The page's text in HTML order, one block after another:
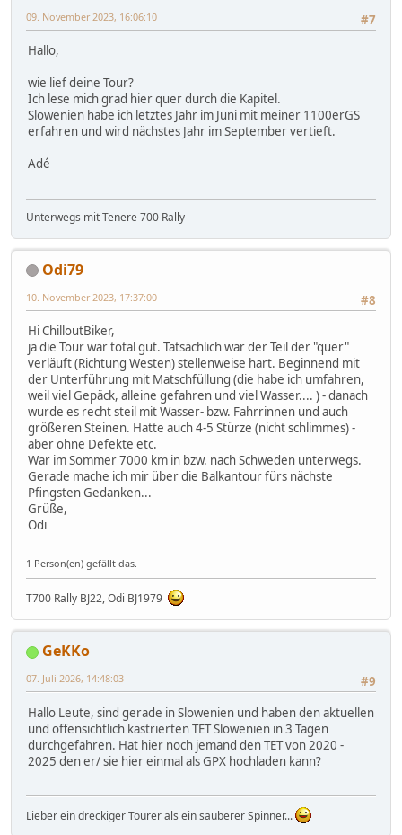
#7
09. November 2023, 16:06:10
Hallo,
wie lief deine Tour?
Ich lese mich grad hier quer durch die Kapitel.
Slowenien habe ich letztes Jahr im Juni mit meiner 1100erGS
erfahren und wird nächstes Jahr im September vertieft.
Adé
Unterwegs mit Tenere 700 Rally
Odi79
#8
10. November 2023, 17:37:00
Hi ChilloutBiker,
ja die Tour war total gut. Tatsächlich war der Teil der "quer"
verläuft (Richtung Westen) stellenweise hart. Beginnend mit
der Unterführung mit Matschfüllung (die habe ich umfahren,
weil viel Gepäck, alleine gefahren und viel Wasser.... ) - danach
wurde es recht steil mit Wasser- bzw. Fahrrinnen und auch
größeren Steinen. Hatte auch 4-5 Stürze (nicht schlimmes) -
aber ohne Defekte etc.
War im Sommer 7000 km in bzw. nach Schweden unterwegs.
Gerade mache ich mir über die Balkantour fürs nächste
Pfingsten Gedanken...
Grüße,
Odi
1 Person(en) gefällt das.
T700 Rally BJ22, Odi BJ1979
GeKKo
#9
07. Juli 2026, 14:48:03
Hallo Leute, sind gerade in Slowenien und haben den aktuellen
und offensichtlich kastrierten TET Slowenien in 3 Tagen
durchgefahren. Hat hier noch jemand den TET von 2020 -
2025 den er/ sie hier einmal als GPX hochladen kann?
Lieber ein dreckiger Tourer als ein sauberer Spinner...